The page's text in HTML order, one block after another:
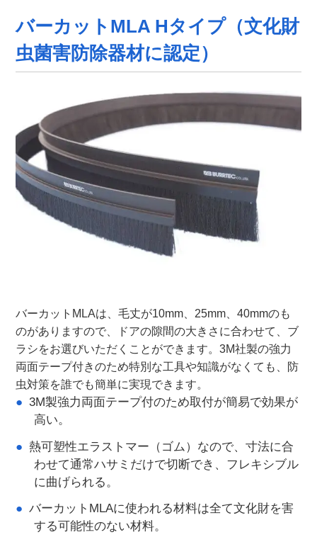
バーカットMLA Hタイプ（文化財
虫菌害防除器材に認定）
バーカットMLAは、毛丈が10mm、25mm、40mmのも
のがありますので、ドアの隙間の大きさに合わせて、ブ
ラシをお選びいただくことができます。3M社製の強力
両面テープ付きのため特別な工具や知識がなくても、防
虫対策を誰でも簡単に実現できます。
3M製強力両面テープ付のため取付が簡易で効果が
高い。
熱可塑性エラストマー（ゴム）なので、寸法に合
わせて通常ハサミだけで切断でき、フレキシブル
に曲げられる。
バーカットMLAに使われる材料は全て文化財を害
する可能性のない材料。